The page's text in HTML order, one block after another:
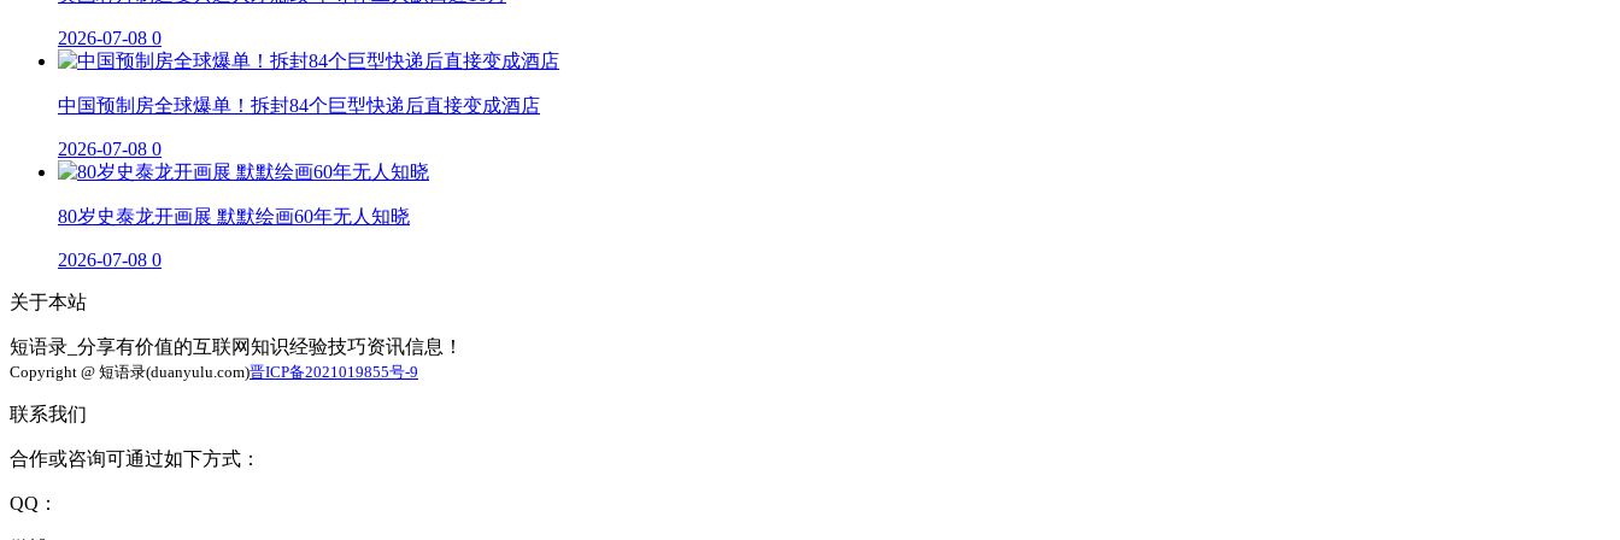
2026-07-08 0
中国预制房全球爆单！拆封84个巨型快递后直接变成酒店
2026-07-08 0
80岁史泰龙开画展 默默绘画60年无人知晓
2026-07-08 0
关于本站
短语录_分享有价值的互联网知识经验技巧资讯信息！
Copyright @ 短语录(duanyulu.com)晋ICP备2021019855号-9
联系我们
合作或咨询可通过如下方式：
QQ：